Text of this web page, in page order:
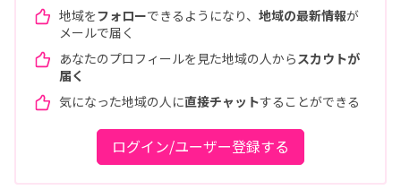
地域をフォローできるようになり、 地域の最新情報が
メールで届く
あなたのプロフィールを見た地域の人から スカウトが
届く
気になった地域の人に直接チャットすることができる
ログイン/ユーザー登録する